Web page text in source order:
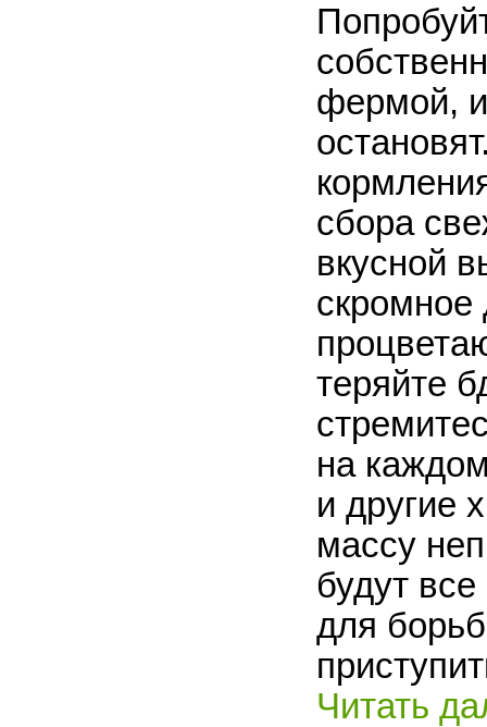
фермой, и
сбора
вкусной
скромное
теряйте
на
и другие
массу
будут
для
Читать